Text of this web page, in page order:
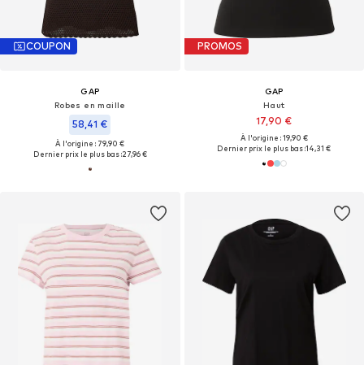
COUPON
GAP
Robes en maille
58,41 €
À l'origine : 79,90 €
Dernier prix le plus bas :27,96 €
PROMOS
GAP
Haut
17,90 €
À l'origine : 19,90 €
Dernier prix le plus bas :14,31 €